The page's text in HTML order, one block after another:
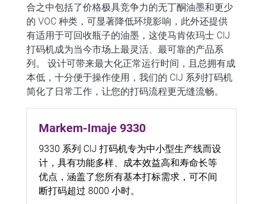
合之中包括了价格极具竞争力的无丁酮油墨和更少
的 VOC 种类，可显著降低环境影响，此外还提供
有适用于可回收瓶子的油墨，这使马肯依玛士 CIJ
打码机成为当今市场上最灵活、最可靠的产品系
列。
设计可带来最大化正常运行时间，且总拥有成
本低，十分便于操作使用，我们的 CIJ 系列打码机
简化了日常工作，让您的打码流程更无缝流畅。
Markem-Imaje 9330
9330 系列 CIJ 打码机专为中小型生产线而设
计，具有功能多样、成本效益高和寿命长等
优点，涵盖了您所有基本打标需求，可不间
断打码超过 8000 小时。